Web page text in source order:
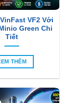
VF2 Với
Green Chi
Tiết
THÊM